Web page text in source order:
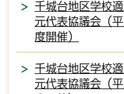
千城台地区学校
元代表協議会（
度開催）
千城台地区学校
元代表協議会（